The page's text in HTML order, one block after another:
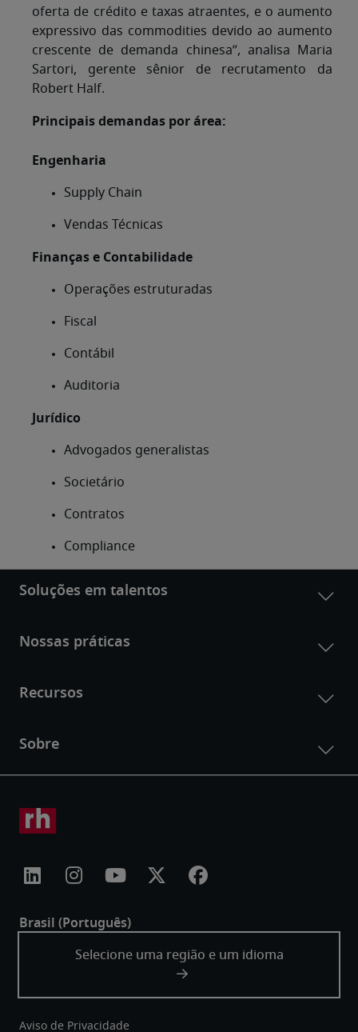
oferta de crédito e taxas atraentes, e o aumento
expressivo das commodities devido ao aumento
crescente de demanda chinesa”, analisa Maria
Sartori, gerente sênior de recrutamento da
Robert Half.
Principais demandas por área:
Engenharia
Supply Chain
Vendas Técnicas
Finanças e Contabilidade
Operações estruturadas
Fiscal
Contábil
Auditoria
Jurídico
Advogados generalistas
Societário
Contratos
Compliance
Aviso de Privacidade